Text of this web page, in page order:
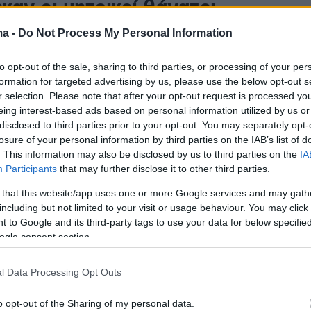
- Do Not Process My Personal Information
opt-out of the sale, sharing to third parties, or processing of your
for targeted advertising by us, please use the below opt-out
selection. Please note that after your opt-out request is processed
interest-based ads based on personal information utilized by us
to third parties prior to your opt-out. You may separately
of your personal information by third parties on the IAB’s list of
This information may also be disclosed by us to third parties on the
Participants that may further disclose it to other third parties.
that this website/app uses one or more Google services and may
but not limited to your visit or usage behaviour. You may
to Google and its third-party tags to use your data for below
consent section.
Data Processing Opt Outs
opt-out of the Sharing of my personal data.
οι μητρικοί θάνατοι
όμως πάνω από 100
εκτός στόχου
πέθαναν από αίτια σχετικά με την κύηση και τη
αντιπροσωπεύοντας το 5,5% όλων των θανάτων
ηλικίας 10-54 ετών παγκοσμίως
Έρευνα αποκαλύπτει το ποτό
περισσότερο η καρδιά
η μέτρια κατανάλωση κρασιού μπορεί να